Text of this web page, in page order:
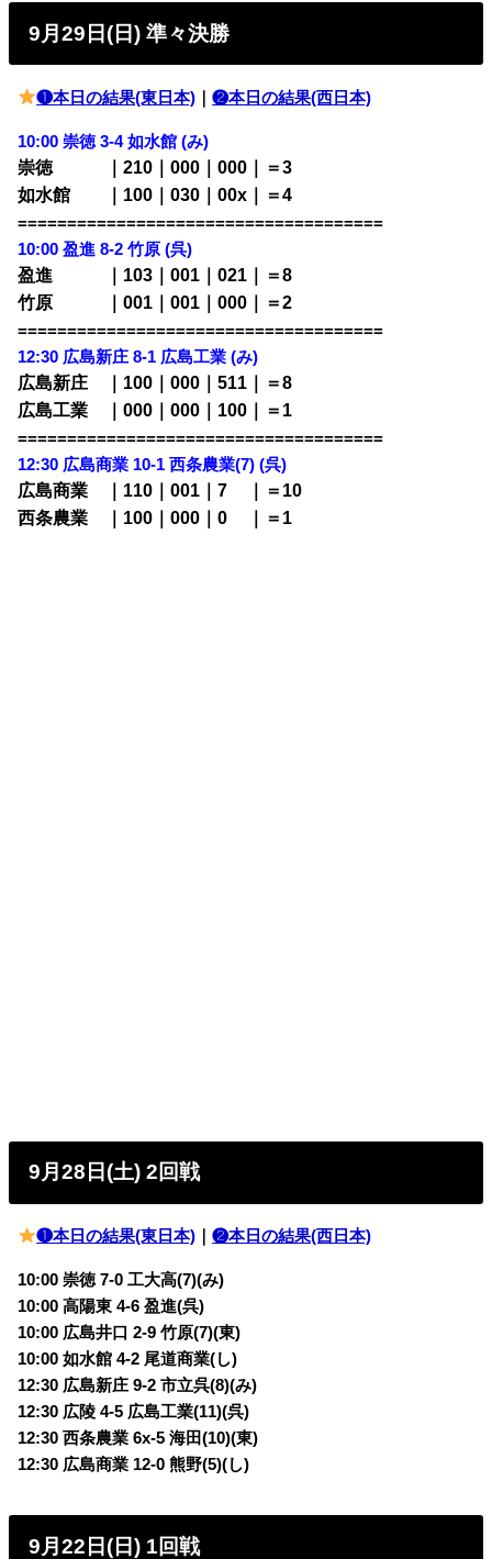
9月29日(日) 準々決勝
❶本日の結果(東日本) ｜❷本日の結果(西日本)
10:00 崇徳 3-4 如水館 (み)
崇徳 ｜210｜000｜000｜＝3
如水館 ｜100｜030｜00x｜＝4
=====================================
10:00盈進 8-2 竹原 (呉)
盈進 ｜103｜001｜021｜＝8
竹原 ｜001｜001｜000｜＝2
=====================================
12:30 広島新庄 8-1 広島工業 (み)
広島新庄 ｜100｜000｜511｜＝8
広島工業 ｜000｜000｜100｜＝1
=====================================
12:30 広島商業 10-1 西条農業(7)(呉)
広島商業 ｜110｜001｜7
｜＝10
西条農業 ｜100｜000｜0
｜＝1
9月28日(土) 2回戦
❶本日の結果(東日本) ｜❷本日の結果(西日本)
10:00 崇徳 7-0 工大高(7)(み)
10:00 高陽東 4-6 盈進(呉)
10:00 広島井口 2-9 竹原(7)(東)
10:00 如水館 4-2 尾道商業(し)
12:30 広島新庄 9-2 市立呉(8)(み)
12:30 広陵 4-5 広島工業(11)(呉)
12:30 西条農業 6x-5 海田(10)(東)
12:30 広島商業 12-0 熊野(5)(し)
9月22日(日) 1回戦